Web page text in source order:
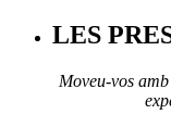
LES
Moveu-vos